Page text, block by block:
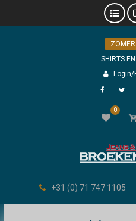
SHIRTS
0
+31 (0) 71 747 1105